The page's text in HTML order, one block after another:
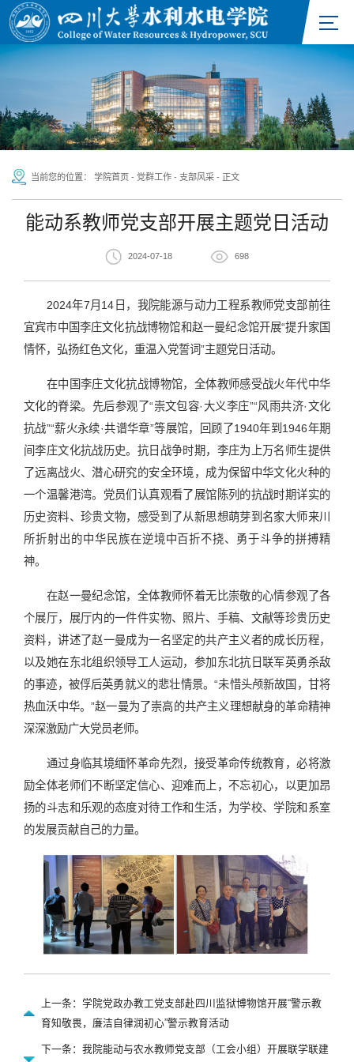
当前您的位置： 学院首页 - 党群工作 - 支部风采 - 正文
能动系教师党支部开展主题党日活动
2024-07-18 698
2024年7月14日，我院能源与动力工程系教师党支部前往
宜宾市中国李庄文化抗战博物馆和赵一曼纪念馆开展“提升家国
情怀，弘扬红色文化，重温入党誓词”主题党日活动。
在中国李庄文化抗战博物馆，全体教师感受战火年代中华
文化的脊梁。先后参观了“崇文包容·大义李庄”“风雨共济·文化
抗战”“薪火永续·共谱华章”等展馆，回顾了1940年到1946年期
间李庄文化抗战历史。抗日战争时期，李庄为上万名师生提供
了远离战火、潜心研究的安全环境，成为保留中华文化火种的
一个温馨港湾。党员们认真观看了展馆陈列的抗战时期详实的
历史资料、珍贵文物，感受到了从新思想萌芽到名家大师来川
所折射出的中华民族在逆境中百折不挠、勇于斗争的拼搏精
神。
在赵一曼纪念馆，全体教师怀着无比崇敬的心情参观了各
个展厅，展厅内的一件件实物、照片、手稿、文献等珍贵历史
资料，讲述了赵一曼成为一名坚定的共产主义者的成长历程，
以及她在东北组织领导工人运动，参加东北抗日联军英勇杀敌
的事迹，被俘后英勇就义的悲壮情景。“未惜头颅新故国，甘将
热血沃中华。”赵一曼为了崇高的共产主义理想献身的革命精神
深深激励广大党员老师。
通过身临其境缅怀革命先烈，接受革命传统教育，必将激
励全体老师们不断坚定信心、迎难而上，不忘初心，以更加昂
扬的斗志和乐观的态度对待工作和生活，为学校、学院和系室
的发展贡献自己的力量。
上一条：学院党政办教工党支部赴四川监狱博物馆开展“警示教
育知敬畏，廉洁自律润初心”警示教育活动
下一条：我院能动与农水教师党支部（工会小组）开展联学联建